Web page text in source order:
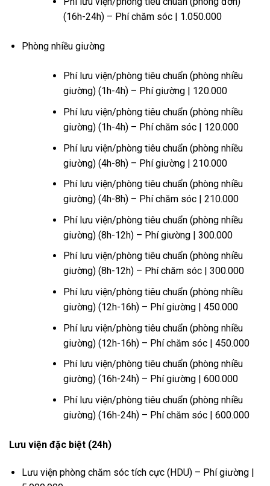
(16h-24h) – Phí chăm sóc | 1.050.000
Phòng nhiều giường
Phí lưu viện/phòng tiêu chuẩn (phòng nhiều
giường) (1h-4h) – Phí giường | 120.000
Phí lưu viện/phòng tiêu chuẩn (phòng nhiều
giường) (1h-4h) – Phí chăm sóc | 120.000
Phí lưu viện/phòng tiêu chuẩn (phòng nhiều
giường) (4h-8h) – Phí giường | 210.000
Phí lưu viện/phòng tiêu chuẩn (phòng nhiều
giường) (4h-8h) – Phí chăm sóc | 210.000
Phí lưu viện/phòng tiêu chuẩn (phòng nhiều
giường) (8h-12h) – Phí giường | 300.000
Phí lưu viện/phòng tiêu chuẩn (phòng nhiều
giường) (8h-12h) – Phí chăm sóc | 300.000
Phí lưu viện/phòng tiêu chuẩn (phòng nhiều
giường) (12h-16h) – Phí giường | 450.000
Phí lưu viện/phòng tiêu chuẩn (phòng nhiều
giường) (12h-16h) – Phí chăm sóc | 450.000
Phí lưu viện/phòng tiêu chuẩn (phòng nhiều
giường) (16h-24h) – Phí giường | 600.000
Phí lưu viện/phòng tiêu chuẩn (phòng nhiều
giường) (16h-24h) – Phí chăm sóc | 600.000
Lưu viện đặc biệt (24h)
Lưu viện phòng chăm sóc tích cực (HDU) – Phí giường |